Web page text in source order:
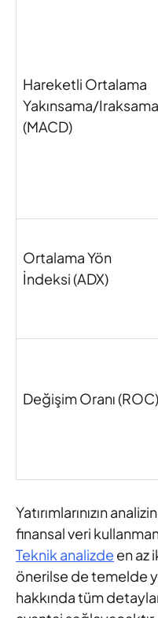
Hareketli Ortalama
Yakınsama/Iraksama
(MACD)
Ortalama Yön
İndeksi (ADX)
Değişim Oranı (ROC)
Yatırımlarınızın
finansal veri
Teknik analizde en az
önerilse de temelde
hakkında tüm